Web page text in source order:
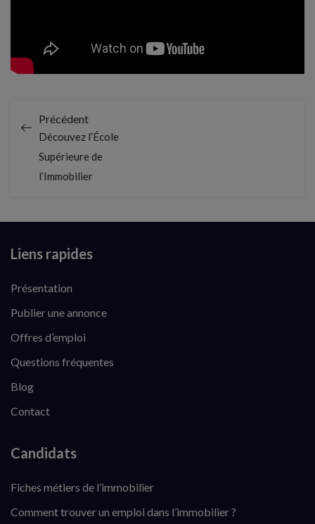
Précédent
Découvez l’École
Supérieure de
l’Immobilier
Liens rapides
Présentation
Publier une annonce
Offres d’emploi
Questions fréquentes
Blog
Contact
Candidats
Fiches métiers de l’immobilier
Comment trouver un emploi dans l’immobilier ?